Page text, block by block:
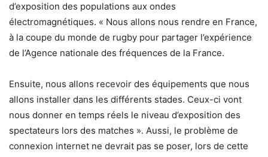
d’exposition des populations aux ondes
électromagnétiques. « Nous allons nous rendre en France,
à la coupe du monde de rugby pour partager l’expérience
de l’Agence nationale des fréquences de la France.
Ensuite, nous allons recevoir des équipements que nous
allons installer dans les différents stades. Ceux-ci vont
nous donner en temps réels le niveau d’exposition des
spectateurs lors des matches ». Aussi, le problème de
connexion internet ne devrait pas se poser, lors de cette